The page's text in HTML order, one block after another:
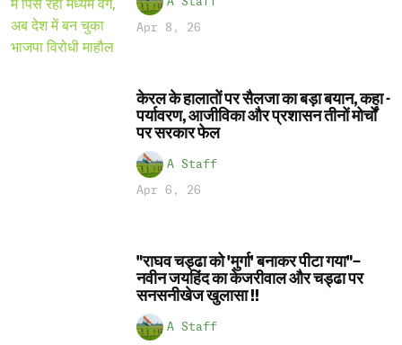
Apr 8, 26
केरल के हालातों पर सैलजा का बड़ा बयान, कहा -
पर्यावरण, आजीविका और प्रशासन तीनों मोर्चों
पर सरकार फेल
A Staff
Apr 6, 26
"राघव चड्ढा को 'मुर्गा' बनाकर पीटा गया"–
नवीन जयहिंद का केजरीवाल और चड्ढा पर
सनसनीखेज खुलासा !!
A Staff